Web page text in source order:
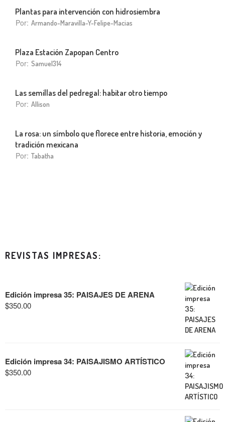
Plantas para intervención con hidrosiembra
Por: Armando-Maravilla-Y-Felipe-Macias
Plaza Estación Zapopan Centro
Por: Samuel314
Las semillas del pedregal: habitar otro tiempo
Por: Allison
La rosa: un símbolo que florece entre historia, emoción y
tradición mexicana
Por: Tabatha
REVISTAS IMPRESAS:
Edición impresa 35: PAISAJES DE ARENA
$350.00
Edición impresa 34: PAISAJISMO ARTÍSTICO
$350.00